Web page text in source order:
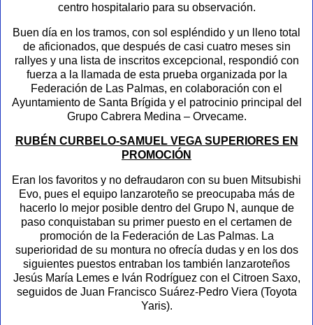
centro hospitalario para su observación.
Buen día en los tramos, con sol espléndido y un lleno total
de aficionados, que después de casi cuatro meses sin
rallyes y una lista de inscritos excepcional, respondió con
fuerza a la llamada de esta prueba organizada por la
Federación de Las Palmas, en colaboración con el
Ayuntamiento de Santa Brígida y el patrocinio principal del
Grupo Cabrera Medina – Orvecame.
RUBÉN CURBELO-SAMUEL VEGA SUPERIORES EN
PROMOCIÓN
Eran los favoritos y no defraudaron con su buen Mitsubishi
Evo, pues el equipo lanzaroteño se preocupaba más de
hacerlo lo mejor posible dentro del Grupo N, aunque de
paso conquistaban su primer puesto en el certamen de
promoción de la Federación de Las Palmas. La
superioridad de su montura no ofrecía dudas y en los dos
siguientes puestos entraban los también lanzaroteños
Jesús María Lemes e Iván Rodríguez con el Citroen Saxo,
seguidos de Juan Francisco Suárez-Pedro Viera (Toyota
Yaris).